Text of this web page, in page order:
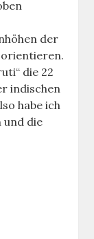
der
orientieren.
die 22
indischen
habe ich
und die